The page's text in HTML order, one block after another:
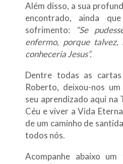
Além disso, a sua
encontrado, ainda
sofrimento:
“Se
enfermo, porque talvez,
conheceria Jesus”.
Dentre todas as
Roberto, deixou-nos
seu aprendizado aqui na
Céu e viver a Vida
de um caminho de
todos nós.
Acompanhe abaixo